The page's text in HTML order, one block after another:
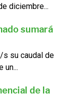
diciembre...
sumará
s su caudal de
un...
de la